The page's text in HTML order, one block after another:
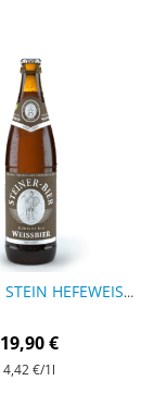
HEINZ VON STEIN HEFEWEISSBIER DUNKEL BIO - 9 FLASCHEN
19,90 €
4,42 €/1l